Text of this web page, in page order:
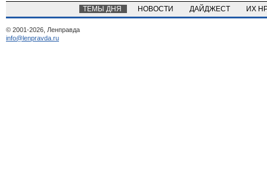
ТЕМЫ ДНЯ НОВОСТИ ДАЙДЖЕСТ ИХ
© 2001-2026, Ленправда
info@lenpravda.ru